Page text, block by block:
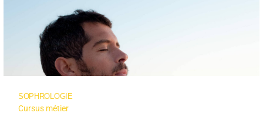
SOPHROLOGIE
Cursus métier